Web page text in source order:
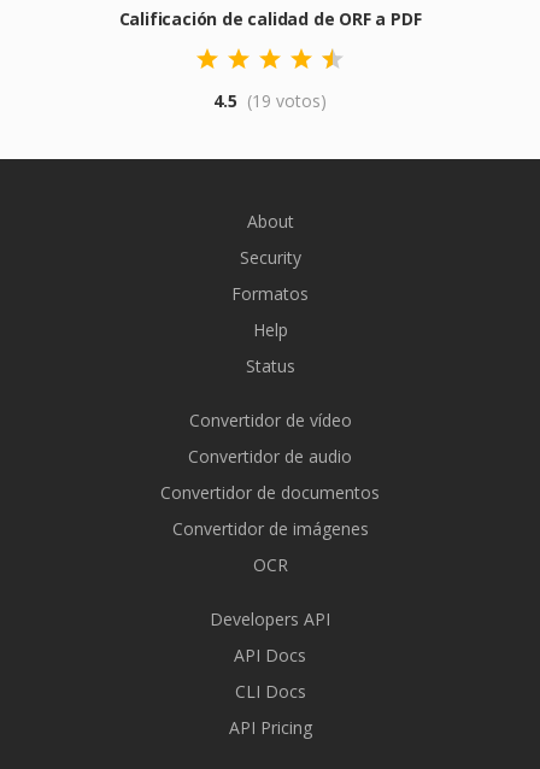
Calificación de calidad de ORF a PDF
4.5 (19 votos)
About
Security
Formatos
Help
Status
Convertidor de vídeo
Convertidor de audio
Convertidor de documentos
Convertidor de imágenes
OCR
Developers API
API Docs
CLI Docs
API Pricing